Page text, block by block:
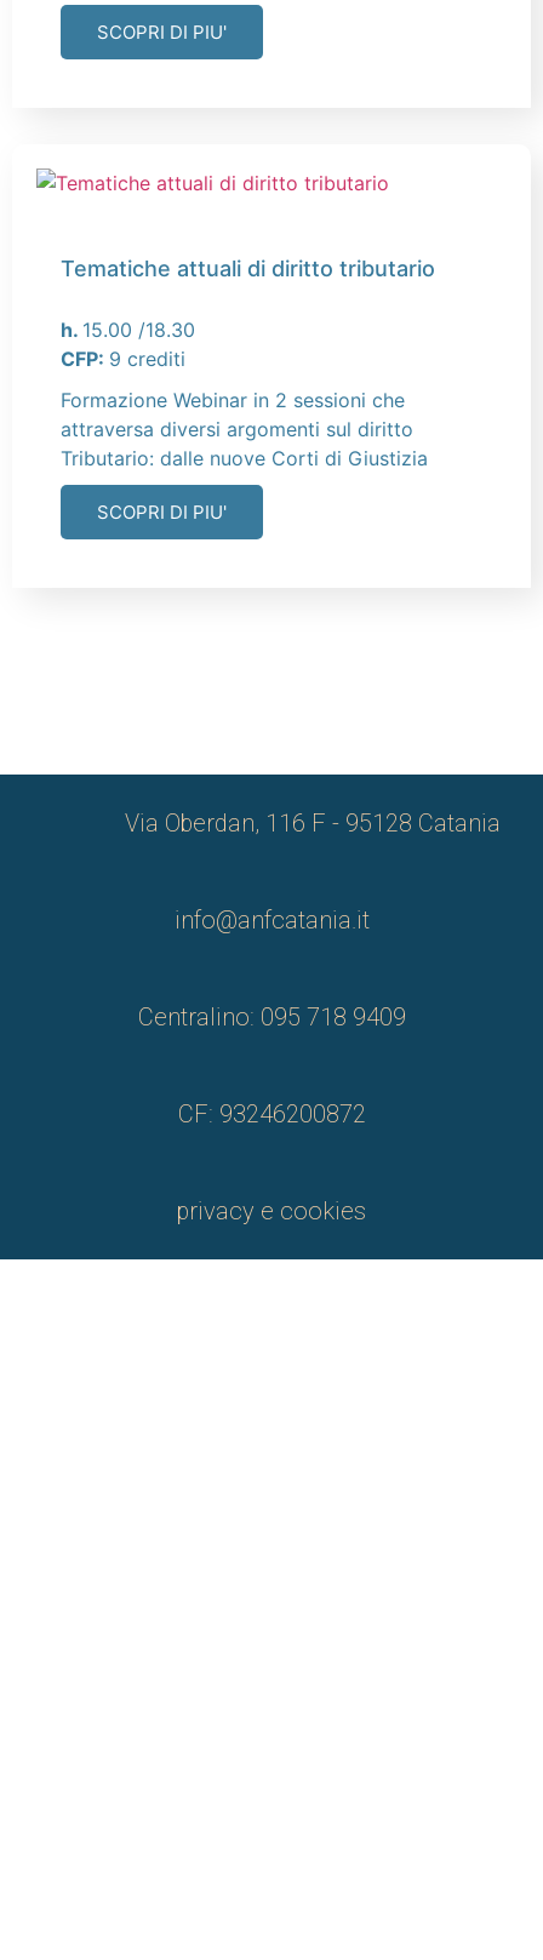
SCOPRI DI PIU'
Tematiche attuali di diritto tributario
h. 15.00 /18.30
CFP: 9 crediti
Formazione Webinar in 2 sessioni che
attraversa diversi argomenti sul diritto
Tributario: dalle nuove Corti di Giustizia
SCOPRI DI PIU'
Via Oberdan, 116 F - 95128 Catania
info@anfcatania.it
Centralino: 095 718 9409
CF: 93246200872
privacy e cookies